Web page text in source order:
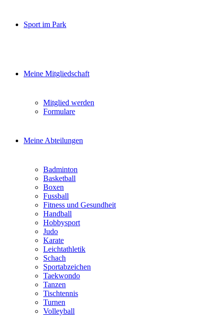
Sport im Park
Meine Mitgliedschaft
Mitglied werden
Formulare
Meine Abteilungen
Badminton
Basketball
Boxen
Fussball
Fitness und Gesundheit
Handball
Hobbysport
Judo
Karate
Leichtathletik
Schach
Sportabzeichen
Taekwondo
Tanzen
Tischtennis
Turnen
Volleyball